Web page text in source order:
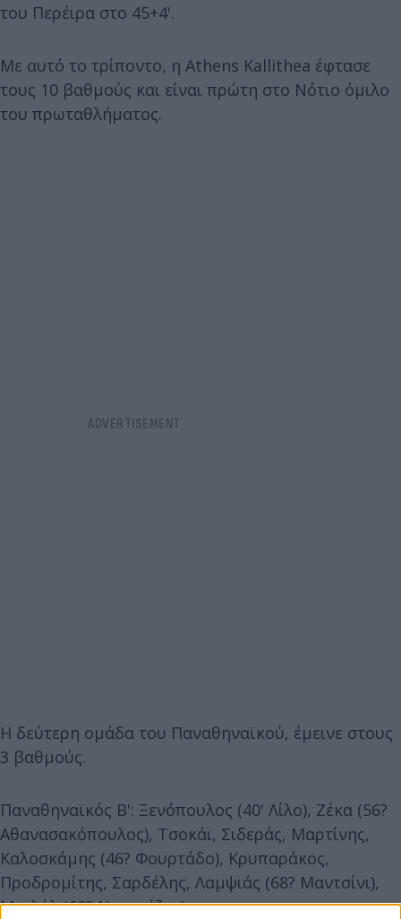
του Περέιρα στο 45+4'.
Με αυτό το τρίποντο, η Athens Kallithea έφτασε
τους 10 βαθμούς και είναι πρώτη στο Νότιο όμιλο
του πρωταθλήματος.
Η δεύτερη ομάδα του Παναθηναϊκού, έμεινε στους
3 βαθμούς.
Παναθηναϊκός Β': Ξενόπουλος (40' Λίλο), Ζέκα (56?
Αθανασακόπουλος), Τσοκάι, Σιδεράς, Μαρτίνης,
Καλοσκάμης (46? Φουρτάδο), Κρυπαράκος,
Προδρομίτης, Σαρδέλης, Λαμψιάς (68? Μαντσίνι),
Μπιλάλ (68? Νταμπίζας).